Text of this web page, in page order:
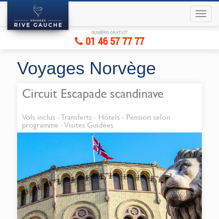
Voyages Norvège
Circuit Escapade scandinave
Vols inclus - Transferts - Hôtels - Pension selon
programme - Visites Guidées
NUMÉRO GRATUIT
01 46 57 77 77